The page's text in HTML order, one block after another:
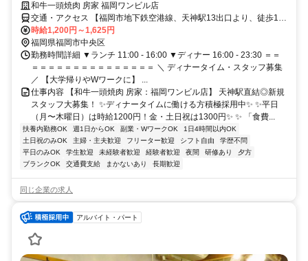
和牛一頭焼肉 房家 福岡ワンビル店
交通・アクセス 【福岡市地下鉄空港線、天神駅13出口より、徒歩1
分】【西鉄天神大牟田線、西鉄福岡(天神)駅出口より、徒歩5分】
時給1,200円～1,625円
福岡県福岡市中央区
勤務時間詳細 ▼ランチ 11:00 - 16:00 ▼ディナー 16:00 - 23:30 ＝＝
＝＝＝＝＝＝＝＝＝＝＝＝＝＝＝ ＼ ディナータイム・スタッフ募集
／ 【大学帰りやWワークに】 ...
仕事内容 【和牛一頭焼肉 房家：福岡ワンビル店】 天神駅直結◎新規
スタッフ大募集！ ✨ディナータイムに働ける方積極採用中✨ ✨平日
（月〜木曜日）は時給1200円！金・土日祝は1300円✨ ✨ 「食費...
扶養内勤務OK 週1日からOK 副業・WワークOK
1日4時間以内OK
土日祝のみOK
主婦・主夫歓迎 フリーター歓迎 シフト自由
学歴不問
平日のみOK
学生歓迎 未経験者歓迎 経験者歓迎 夜間 研修あり
夕方
ブランクOK
交通費支給 まかないあり 長期歓迎
同じ企業の求人
アルバイト・パート